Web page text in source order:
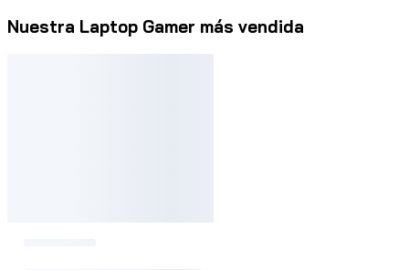
Nuestra Laptop Gamer más vendida